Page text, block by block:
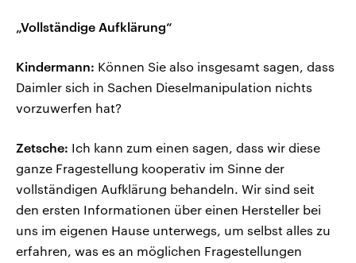
„Vollständige Aufklärung“
Kindermann: Können Sie also insgesamt sagen, dass
Daimler sich in Sachen Dieselmanipulation nichts
vorzuwerfen hat?
Zetsche: Ich kann zum einen sagen, dass wir diese
ganze Fragestellung kooperativ im Sinne der
vollständigen Aufklärung behandeln. Wir sind seit
den ersten Informationen über einen Hersteller bei
uns im eigenen Hause unterwegs, um selbst alles zu
erfahren, was es an möglichen Fragestellungen